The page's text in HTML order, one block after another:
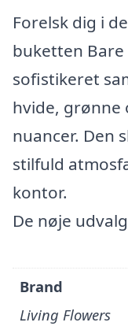
Forelsk dig i
buketten
sofistikeret
hvide, grønne
nuancer. Den
stilfuld
kontor.
De nøje
Brand
Living Flowers